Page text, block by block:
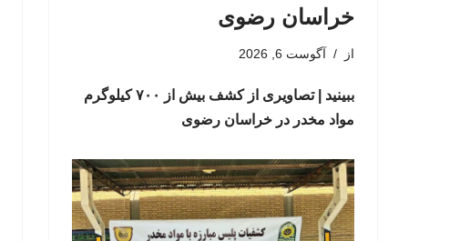
خراسان رضوی
از آگوست 6, 2026
ببینید | تصاویری از کشف بیش از ۷۰۰ کیلوگرم
مواد مخدر در خراسان رضوی